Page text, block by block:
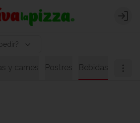
y carnes Postres Bebidas